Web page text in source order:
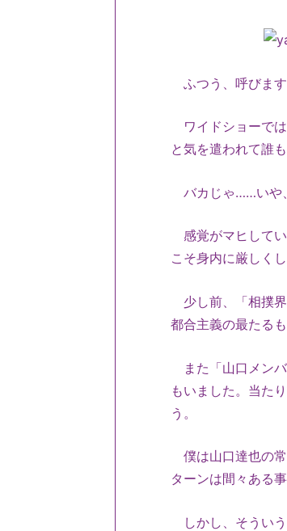
ふつう、呼びま
ワイドショーで
と気を遣われて誰
バカじゃ……いや
感覚がマヒして
こそ身内に厳しく
少し前、「相撲
都合主義の最たるも
また「山口メン
もいました。当た
う。
僕は山口達也の
ターンは間々ある事
しかし、そうい